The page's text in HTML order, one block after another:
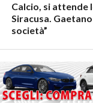
Calcio, si attende
Siracusa.
società”